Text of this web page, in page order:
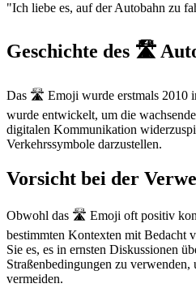
"Ich liebe es, auf der Autobahn zu
Geschichte des 🛣️
Das 🛣️ Emoji wurde erstmals 2010
wurde entwickelt, um die
digitalen Kommunikation
Verkehrssymbole darzustellen.
Vorsicht bei der
Obwohl das 🛣️ Emoji oft positiv
bestimmten Kontexten mit Bedacht
Sie es, es in ernsten Diskussionen
Straßenbedingungen zu verwenden,
vermeiden.